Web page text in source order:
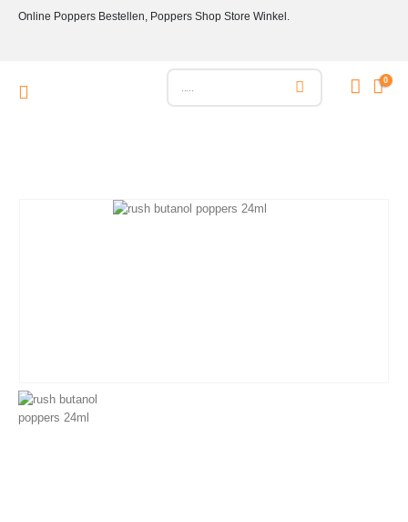
Online Poppers Bestellen, Poppers Shop Store Winkel.
0